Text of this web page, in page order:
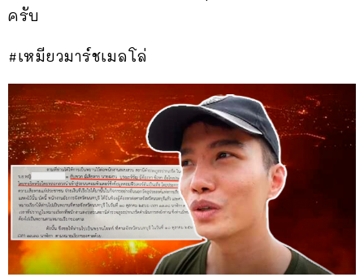
ครับ
#เหมียวมาร์ชเมลโล่